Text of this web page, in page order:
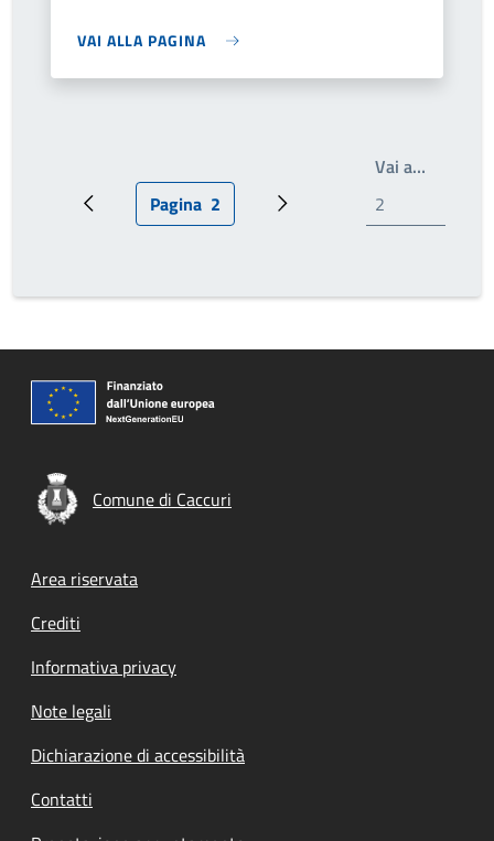
VAI ALLA PAGINA
Pagina precedentePagina attuale
Pagina 2 Pagina successiva
Vai a…
Comune di Caccuri
Footer menu
Area riservata
Crediti
Informativa privacy
Note legali
Dichiarazione di accessibilità
Contatti